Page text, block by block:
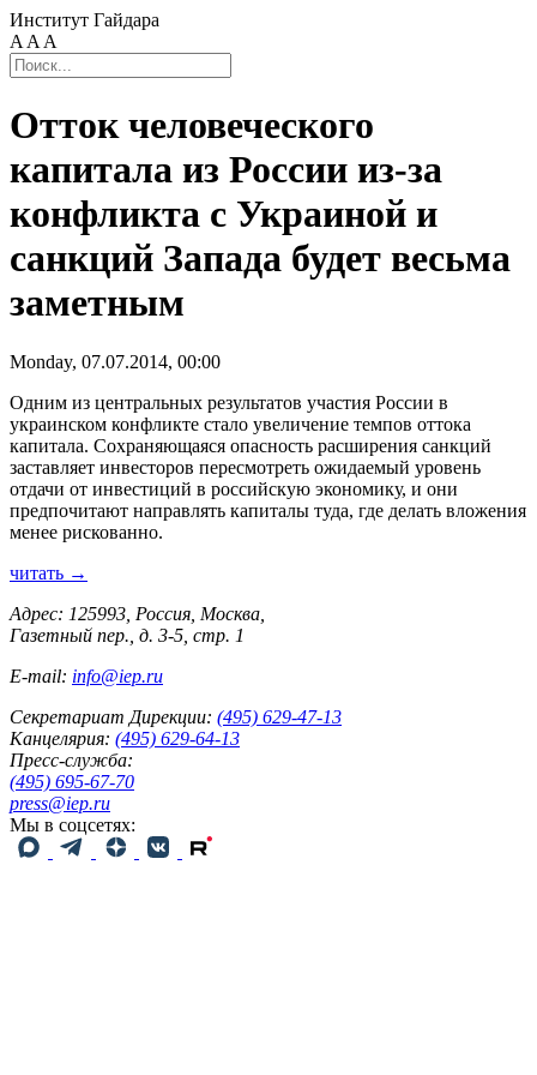
Институт Гайдара
A A A
Отток человеческого
капитала из России из-за
конфликта с Украиной и
санкций Запада будет весьма
заметным
Monday, 07.07.2014, 00:00
Одним из центральных результатов участия России в
украинском конфликте стало увеличение темпов оттока
капитала. Сохраняющаяся опасность расширения санкций
заставляет инвесторов пересмотреть ожидаемый уровень
отдачи от инвестиций в российскую экономику, и они
предпочитают направлять капиталы туда, где делать вложения
менее рискованно.
читать →
Адрес: 125993, Россия, Москва,
Газетный пер., д. 3-5, стр. 1
E-mail: info@iep.ru
Секретариат Дирекции: (495) 629-47-13
Канцелярия: (495) 629-64-13
Пресс-служба:
(495) 695-67-70
press@iep.ru
Мы в соцсетях: